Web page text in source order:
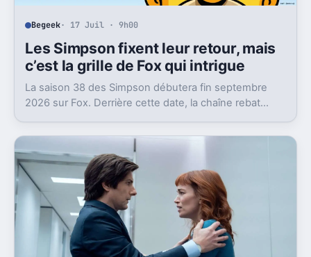
Begeek· 17 Juil · 9h00
Les Simpson fixent leur retour, mais
c’est la grille de Fox qui intrigue
La saison 38 des Simpson débutera fin septembre
2026 sur Fox. Derrière cette date, la chaîne rebat